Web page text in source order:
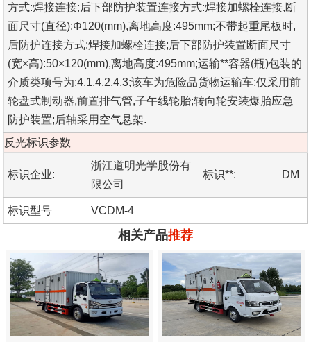
方式:焊接连接;后下部防护装置连接方式:焊接加螺栓连接,断
面尺寸(直径):Φ120(mm),离地高度:495mm;不带起重尾板时,
后防护连接方式:焊接加螺栓连接;后下部防护装置断面尺寸
(宽×高):50×120(mm),离地高度:495mm;运输**容器(瓶)包装的
介质类项号为:4.1,4.2,4.3;该车为危险品货物运输车;仅采用前
轮盘式制动器,前置排气管,子午线轮胎;转向轮安装爆胎应急
防护装置;后轴采用空气悬架.
反光标识参数
标识企业:
浙江道明光学股份有
限公司
标识**: DM
标识型号 VCDM-4
相关产品推荐